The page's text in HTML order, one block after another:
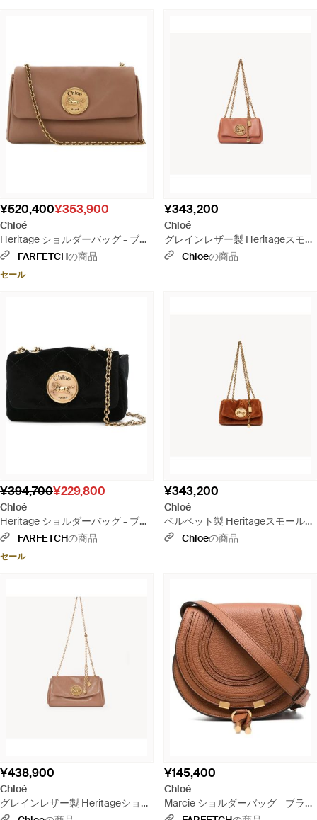
¥520,400¥353,900
Chloé
Heritage ショルダーバッグ - ブラ
ウンFARFETCHの商品
セール
¥343,200
Chloé
グレインレザー製 Heritageスモー
ルショルダーバッグ - ピンク
Chloeの商品
¥394,700¥229,800
Chloé
Heritage ショルダーバッグ - ブラ
ックFARFETCHの商品
セール
¥343,200
Chloé
ベルベット製 Heritageスモールシ
ョルダーバッグ - ブラウン
Chloeの商品
¥438,900
Chloé
グレインレザー製 Heritageショル
ダーバッグ - マルチカラー
¥145,400
Chloé
Marcie ショルダーバッグ - ブラウ
ン